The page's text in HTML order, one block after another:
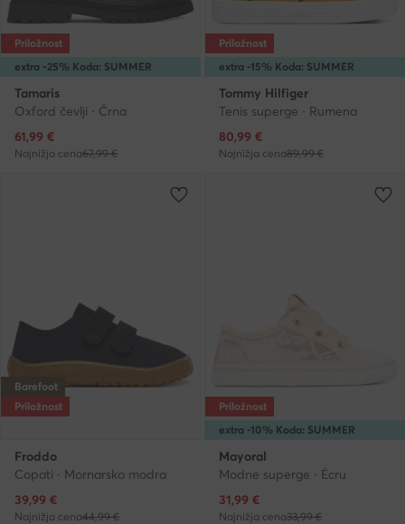
extra -25% Koda: SUMMER
Priložnost
Tamaris
Oxford čevlji · Črna
Trenutna cena
61,99 €
Najnižja cena67,99 €
extra -15% Koda: SUMMER
Priložnost
Tommy Hilfiger
Tenis superge · Rumena
Trenutna cena
80,99 €
Najnižja cena89,99 €
Barefoot
Priložnost
Froddo
Copati · Mornarsko modra
Trenutna cena
39,99 €
Najnižja cena44,99 €
extra -10% Koda: SUMMER
Priložnost
Mayoral
Modne superge · Écru
Trenutna cena
31,99 €
Najnižja cena33,99 €